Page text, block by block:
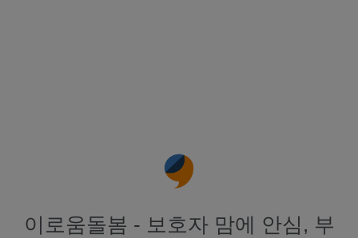
이로움돌봄 - 보호자 맘에 안심, 부